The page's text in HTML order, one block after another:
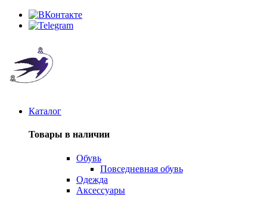
Каталог
Товары в наличии
Обувь
Повседневная обувь
Одежда
Аксессуары